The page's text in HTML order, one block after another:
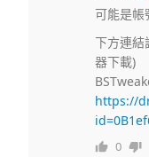
可能是帳
下方連結
器下載)
https://
0